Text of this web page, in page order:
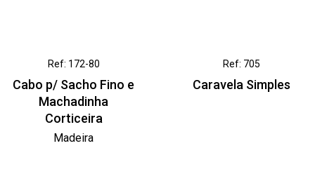
Ref: 172-80
Cabo p/ Sacho Fino e
Machadinha
Corticeira
Madeira
Ref: 705
Caravela Simples